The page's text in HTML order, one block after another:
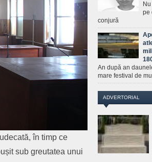
în timp ce
sub greutatea unui
pe
conjură
An după an
mare festival de
ADVERTORIAL